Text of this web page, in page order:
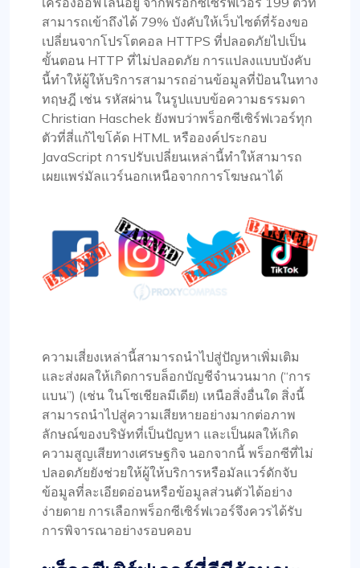
สามารถเข้าถึงได้ 79% บังคับให้เว็บไซต์ที่ร้องขอ
เปลี่ยนจากโปรโตคอล HTTPS ที่ปลอดภัยไปเป็น
ขั้นตอน HTTP ที่ไม่ปลอดภัย การแปลงแบบบังคับ
นี้ทำให้ผู้ให้บริการสามารถอ่านข้อมูลที่ป้อนในทาง
ทฤษฎี เช่น รหัสผ่าน ในรูปแบบข้อความธรรมดา
Christian Haschek ยังพบว่าพร็อกซีเซิร์ฟเวอร์ทุก
ตัวที่สี่แก้ไขโค้ด HTML หรือองค์ประกอบ
JavaScript การปรับเปลี่ยนเหล่านี้ทำให้สามารถ
เผยแพร่มัลแวร์นอกเหนือจากการโฆษณาได้
ความเสี่ยงเหล่านี้สามารถนำไปสู่ปัญหาเพิ่มเติม
และส่งผลให้เกิดการบล็อกบัญชีจำนวนมาก (“การ
แบน”) (เช่น ในโซเชียลมีเดีย) เหนือสิ่งอื่นใด สิ่งนี้
สามารถนำไปสู่ความเสียหายอย่างมากต่อภาพ
ลักษณ์ของบริษัทที่เป็นปัญหา และเป็นผลให้เกิด
ความสูญเสียทางเศรษฐกิจ นอกจากนี้ พร็อกซีที่ไม่
ปลอดภัยยังช่วยให้ผู้ให้บริการหรือมัลแวร์ดักจับ
ข้อมูลที่ละเอียดอ่อนหรือข้อมูลส่วนตัวได้อย่าง
ง่ายดาย การเลือกพร็อกซีเซิร์ฟเวอร์จึงควรได้รับ
การพิจารณาอย่างรอบคอบ